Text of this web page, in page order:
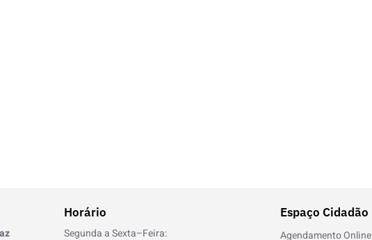
Horário
Segunda a Sexta–Feira:
Espaço Cidadão
Agendamento Online